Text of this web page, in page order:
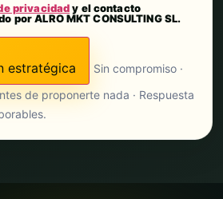
privacidady el contacto
por ALRO MKT CONSULTING SL.
estratégica
Sin compromiso ·
de proponerte nada · Respuesta